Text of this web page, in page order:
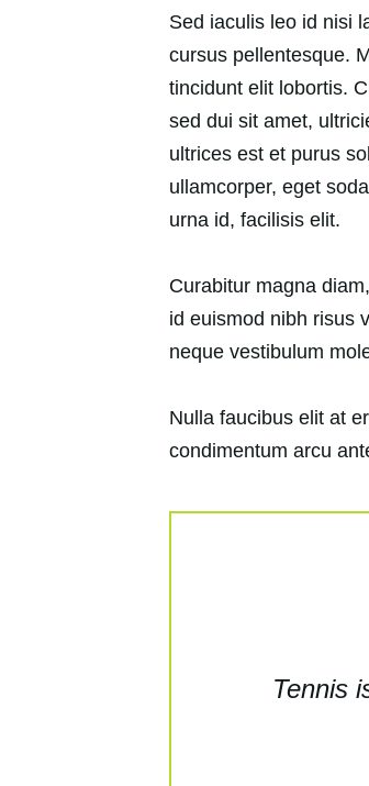
Sed iaculis leo id nisi
cursus pellentesque.
tincidunt elit lobortis.
sed dui sit amet,
ultrices est et purus
ullamcorper, eget
urna id, facilisis elit.
Curabitur magna
id euismod nibh risus
neque vestibulum
Nulla faucibus elit at
condimentum arcu
Tennis